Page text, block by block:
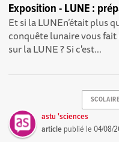
Exposition - LUNE :
Et si la LUNEn’était plus
conquête lunaire vous
sur la LUNE ? Si c'est...
astu 'sciences
article publié le04/08/